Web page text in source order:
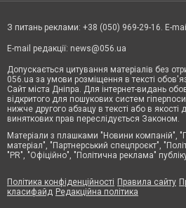
З питань реклами: +38 (050) 969-29-16. E-
E-mail редакції: news@056.ua
Допускається цитування матеріалів без
056.ua за умови розміщення в тексті
Сайт міста Дніпра. Для інтернет-видань
відкритого для пошукових систем
нижче другого абзацу в тексті або в
виняткових прав переслідується Законом.
Матеріали з плашками "Новини компаній",
матеріал", "Партнерський спецпроєкт",
"PR", "Офіційно", "Політична реклама"
Політика конфіденційності Правила сайту
класифайд Редакційна політика